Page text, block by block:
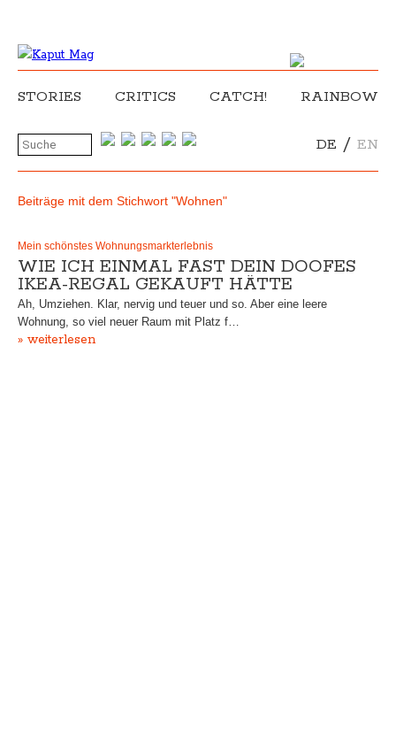
STORIES CRITICS CATCH! RAINBOW
DE / EN
Beiträge mit dem Stichwort "Wohnen"
Mein schönstes Wohnungsmarkterlebnis
WIE ICH EINMAL FAST DEIN DOOFES
IKEA-REGAL GEKAUFT HÄTTE
Ah, Umziehen. Klar, nervig und teuer und so. Aber eine leere
Wohnung, so viel neuer Raum mit Platz f…
» weiterlesen